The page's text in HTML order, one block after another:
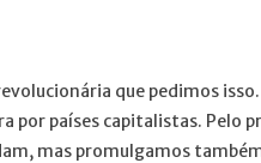
que pedimos
por países capitalistas. Pelo
mas promulgamos